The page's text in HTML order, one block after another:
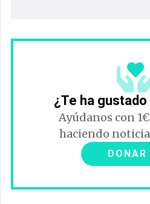
¿Te ha
Ayúdanos con
haciendo
DONAR